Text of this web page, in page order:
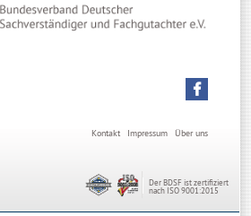
Über uns
Impressum
Kontakt
Der BDSF ist zertifiziert
nach ISO 9001:2015